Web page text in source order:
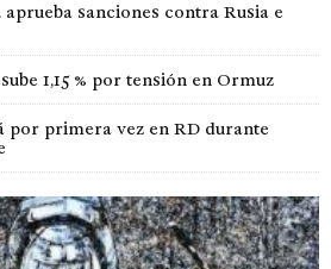
aprueba sanciones contra Rusia e
1,15 % por tensión en Ormuz
por primera vez en RD durante